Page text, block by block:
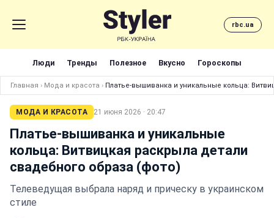
rbc.ua
Люди Тренды Полезное Вкусно Гороскопы
Главная › Мода и красота › Платье-вышиванка и уникальные кольца:
МОДА И КРАСОТА 21 июня 2026 · 20:47
Платье-вышиванка и уникальные
кольца: Витвицкая раскрыла детали
свадебного образа (фото)
Телеведущая выбрала наряд и прическу в украинском
стиле